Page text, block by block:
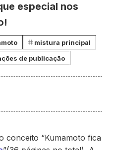
especial nos
mistura principal
de publicação
conceito “Kumamoto fica